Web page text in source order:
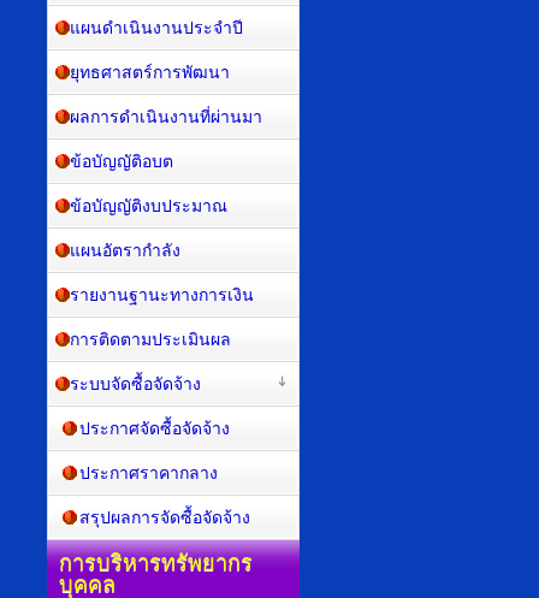
แผนดำเนินงานประจำปี
ยุทธศาสตร์การพัฒนา
ผลการดำเนินงานที่ผ่านมา
ข้อบัญญัติอบต
ข้อบัญญัติงบประมาณ
แผนอัตรากำลัง
รายงานฐานะทางการเงิน
การติดตามประเมินผล
ระบบจัดซื้อจัดจ้าง
ประกาศจัดซื้อจัดจ้าง
ประกาศราคากลาง
สรุปผลการจัดซื้อจัดจ้าง
การบริหารทรัพยากร
บุคคล